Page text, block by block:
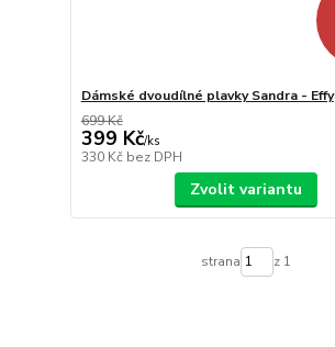
Dámské dvoudílné plavky Sandra - Effy
699 Kč
399 Kč/ks
330 Kč bez DPH
Zvolit variantu
strana z 1